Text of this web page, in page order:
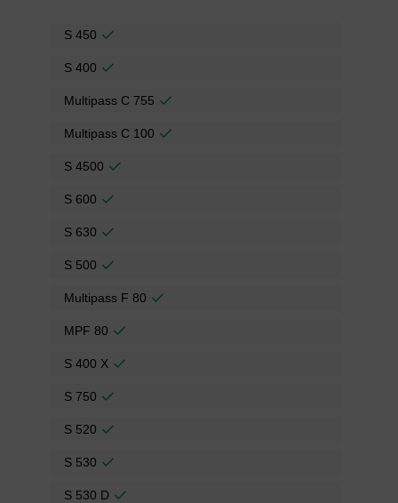
S 450
S 400
Multipass C 755
Multipass C 100
S 4500
S 600
S 630
S 500
Multipass F 80
MPF 80
S 400 X
S 750
S 520
S 530
S 530 D